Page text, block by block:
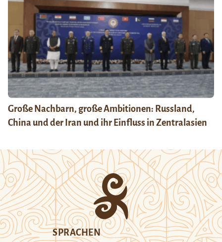
Große Nachbarn, große Ambitionen: Russland,
China und der Iran und ihr Einfluss in Zentralasien
SPRACHEN